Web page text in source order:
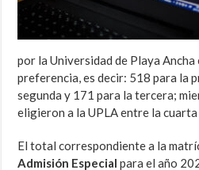
por la Universidad de Playa
preferencia, es decir: 518 para la
segunda y 171 para la tercera;
eligieron a la UPLA entre la
El total correspondiente a la
Admisión Especial para el año